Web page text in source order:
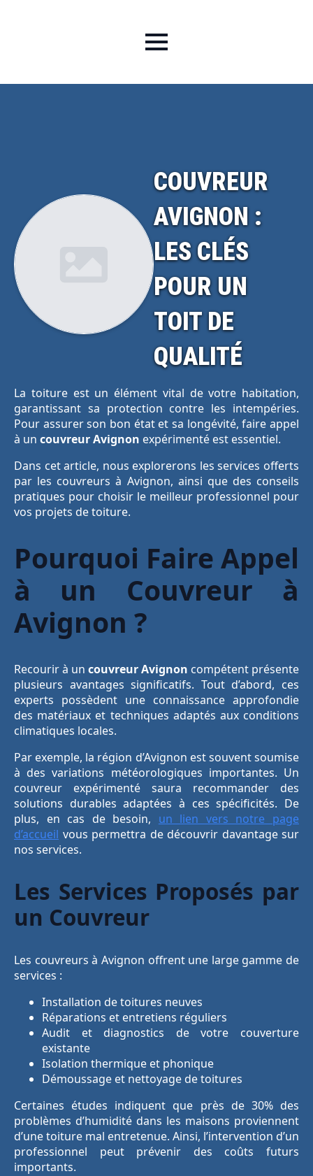
COUVREUR
AVIGNON :
LES CLÉS
POUR UN
TOIT DE
QUALITÉ
La toiture est un élément vital de votre habitation,
garantissant sa protection contre les intempéries.
Pour assurer son bon état et sa longévité, faire appel
à un couvreur Avignon expérimenté est essentiel.
Dans cet article, nous explorerons les services offerts
par les couvreurs à Avignon, ainsi que des conseils
pratiques pour choisir le meilleur professionnel pour
vos projets de toiture.
Pourquoi Faire Appel
à un Couvreur à
Avignon ?
Recourir à un couvreur Avignon compétent présente
plusieurs avantages significatifs. Tout d’abord, ces
experts possèdent une connaissance approfondie
des matériaux et techniques adaptés aux conditions
climatiques locales.
Par exemple, la région d’Avignon est souvent soumise
à des variations météorologiques importantes. Un
couvreur expérimenté saura recommander des
solutions durables adaptées à ces spécificités. De
plus, en cas de besoin, un lien vers notre page
d’accueil vous permettra de découvrir davantage sur
nos services.
Les Services Proposés par
un Couvreur
Les couvreurs à Avignon offrent une large gamme de
services :
Installation de toitures neuves
Réparations et entretiens réguliers
Audit et diagnostics de votre couverture
existante
Isolation thermique et phonique
Démoussage et nettoyage de toitures
Certaines études indiquent que près de 30% des
problèmes d’humidité dans les maisons proviennent
d’une toiture mal entretenue. Ainsi, l’intervention d’un
professionnel peut prévenir des coûts futurs
importants.